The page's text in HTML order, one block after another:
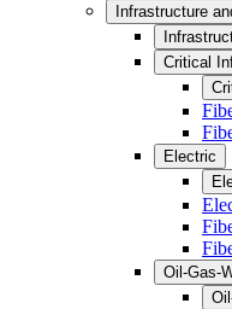
Infrastructure
Critical
Electric
Oil-Gas-